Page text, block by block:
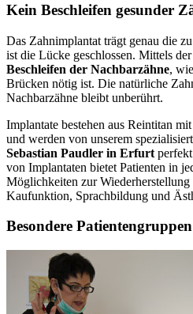
Kein Beschleifen gesunder
Das Zahnimplantat trägt genau die
ist die Lücke geschlossen. Mittels
Beschleifen der Nachbarzähne,
Brücken nötig ist. Die natürliche
Nachbarzähne bleibt unberührt.
Implantate bestehen aus Reintitan
und werden von unserem
Sebastian Paudler in Erfurt
von Implantaten bietet Patienten in
Möglichkeiten zur Wiederherstellung
Kaufunktion, Sprachbildung und
Besondere Patientengruppen